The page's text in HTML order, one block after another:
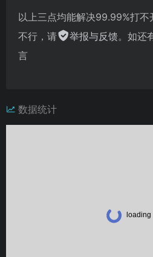
以上三点均能解决99.99%打不
不行，请
举报与反馈。如还
言
数据统计